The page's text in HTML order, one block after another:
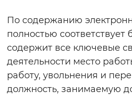
По содержанию
полностью
содержит все ключевые
деятельности место
работу, увольнения и
должность, занимаемую